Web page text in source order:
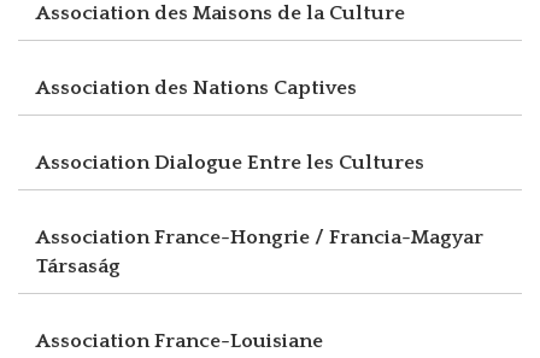
Association des Maisons de la Culture
Association des Nations Captives
Association Dialogue Entre les Cultures
Association France-Hongrie / Francia-Magyar
Társaság
Association France-Louisiane